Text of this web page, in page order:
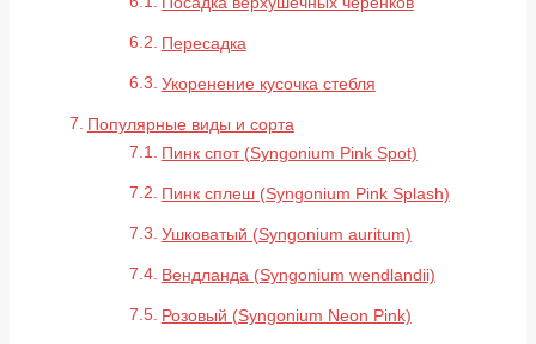
Пересадка
Укоренение кусочка стебля
Популярные виды и сорта
Пинк спот (Syngonium Pink Spot)
Пинк сплеш (Syngonium Pink Splash)
Ушковатый (Syngonium auritum)
Вендланда (Syngonium wendlandii)
Розовый (Syngonium Neon Pink)